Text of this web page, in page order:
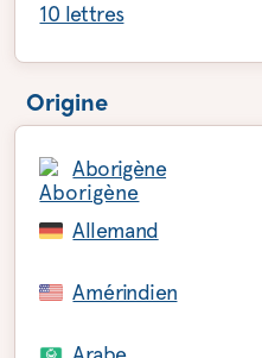
10 lettres
Origine
Aborigène
Allemand
Amérindien